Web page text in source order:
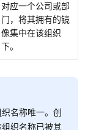
对应一个公司或部
门，将其拥有的镜
像集中在该组织
下。
名称唯一。创
织名称已被其